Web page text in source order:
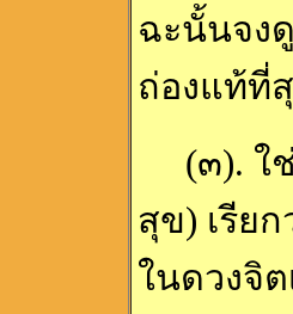
ฉะนั้นจง
ถ่องแท้ที่
(๓). ใช่
สุข) เรีย
ในดวงจิ